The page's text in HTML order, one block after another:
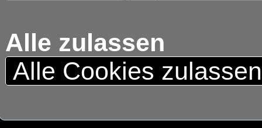
Alle zulassen
Alle Cookies